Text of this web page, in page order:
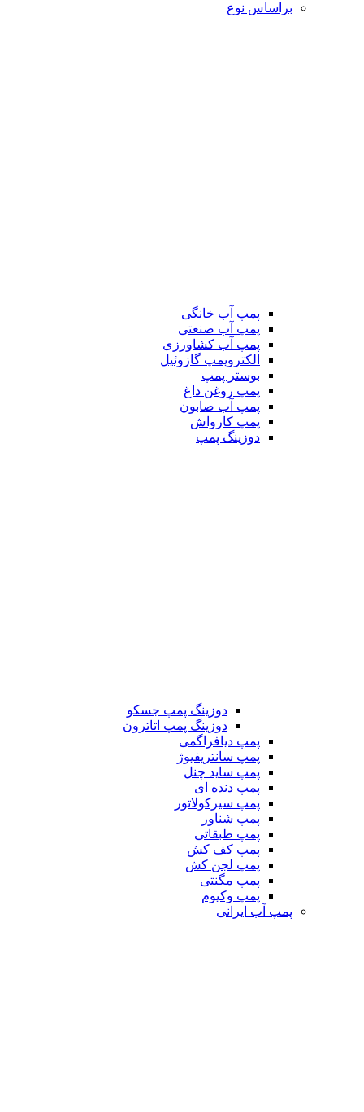
براساس نوع
پمپ آب خانگی
پمپ آب صنعتی
پمپ آب کشاورزی
الکتروپمپ گازوئیل
بوستر پمپ
پمپ روغن داغ
پمپ آب صابون
پمپ کارواش
دوزینگ پمپ
دوزینگ پمپ جسکو
دوزینگ پمپ اتاترون
پمپ دیافراگمی
پمپ سانتریفیوژ
پمپ ساید چنل
پمپ دنده ای
پمپ سیرکولاتور
پمپ شناور
پمپ طبقاتی
پمپ کف کش
پمپ لجن کش
پمپ مگنتی
پمپ وکیوم
پمپ آب ایرانی